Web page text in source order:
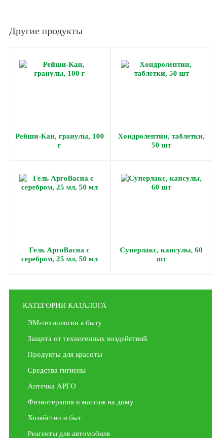
Другие продукты
Рейши-Кан, гранулы, 100
г
Хондролептин, таблетки,
50 шт
Гель АргоВасна с
серебром, 25 мл, 50 мл
Суперлакс, капсулы, 60
шт
КАТЕГОРИИ КАТАЛОГА
ЭМ-технологии в быту
Защита от техногенных воздействий
Продукты для красоты
Средства гигиены
Аптечка АРГО
Физиотерапия и массаж на дому
Хозяйство и быт
Реагенты для автомобиля